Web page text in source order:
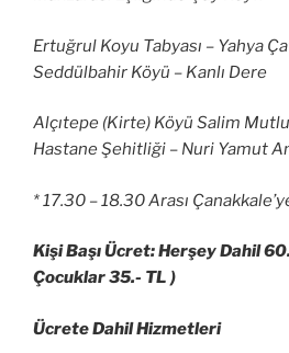
Ertuğrul Koyu Tabyası – Yahya
Seddülbahir Köyü – Kanlı Dere
Alçıtepe (Kirte) Köyü Salim
Hastane Şehitliği – Nuri Yamut
* 17.30 – 18.30 Arası
Kişi Başı Ücret: Herşey Dahil
Çocuklar 35.- TL )
Ücrete Dahil Hizmetleri